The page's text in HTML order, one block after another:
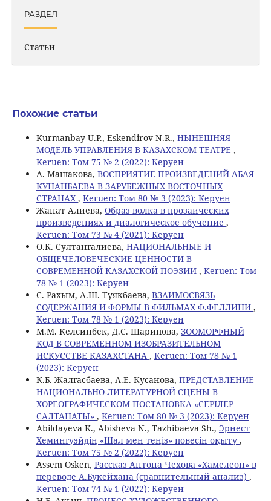
РАЗДЕЛ
Статьи
Похожие статьи
Kurmanbay U.P., Eskendirov N.R., НЫНЕШНЯЯ
МОДЕЛЬ УПРАВЛЕНИЯ В КАЗАХСКОМ ТЕАТРЕ ,
Keruen: Том 75 № 2 (2022): Керуен
A. Maшакова, ВОСПРИЯТИЕ ПРОИЗВЕДЕНИЙ АБАЯ
КУНАНБАЕВА В ЗАРУБЕЖНЫХ ВОСТОЧНЫХ
СТРАНАХ , Keruen: Том 80 № 3 (2023): Керуен
Жанат Алиева, Образ волка в прозаических
произведениях и диалогическое обучение ,
Keruen: Том 73 № 4 (2021): Керуен
О.К. Султангалиева, НАЦИОНАЛЬНЫЕ И
ОБЩЕЧЕЛОВЕЧЕСКИЕ ЦЕННОСТИ В
СОВРЕМЕННОЙ КАЗАХСКОЙ ПОЭЗИИ , Keruen: Том
78 № 1 (2023): Керуен
С. Рахым, А.Ш. Туякбаева, ВЗАИМОСВЯЗЬ
СОДЕРЖАНИЯ И ФОРМЫ В ФИЛЬМАХ Ф.ФЕЛЛИНИ ,
Keruen: Том 78 № 1 (2023): Керуен
М.М. Келсинбек, Д.С. Шарипова, ЗООМОРФНЫЙ
КОД В СОВРЕМЕННОМ ИЗОБРАЗИТЕЛЬНОМ
ИСКУССТВЕ КАЗАХСТАНА , Keruen: Том 78 № 1
(2023): Керуен
К.Б. Жалгасбаева, А.Е. Кусанова, ПРЕДСТАВЛЕНИЕ
НАЦИОНАЛЬНО-ЛИТЕРАТУРНОЙ СЦЕНЫ В
ХОРЕОГРАФИЧЕСКОМ ПОСТАНОВКА «СЕРІЛЕР
САЛТАНАТЫ» , Keruen: Том 80 № 3 (2023): Керуен
Abildayeva K., Abisheva N., Tazhibaeva Sh., Эрнест
Хемингуэйдің «Шал мен теңіз» повесін оқыту ,
Keruen: Том 75 № 2 (2022): Керуен
Assem Osken, Рассказ Антона Чехова «Хамелеон» в
переводе А.Букейхана (сравнительный анализ) ,
Keruen: Том 74 № 1 (2022): Керуен